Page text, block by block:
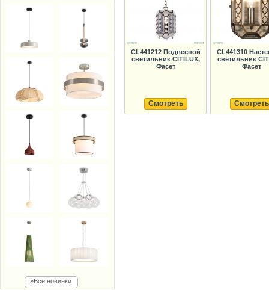
»Все новинки
CL441212 Подвесной
светильник CITILUX,
Фасет
Смотреть
CL441310
светильник
Фасет
Смотреть